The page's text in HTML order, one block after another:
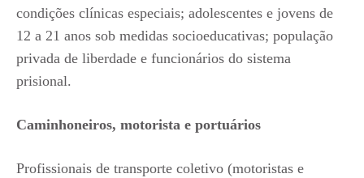
condições clínicas especiais; adolescentes e jovens de
12 a 21 anos sob medidas socioeducativas; população
privada de liberdade e funcionários do sistema
prisional.
Caminhoneiros, motorista e portuários
Profissionais de transporte coletivo (motoristas e